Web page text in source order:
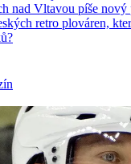
nad Vltavou píše nový
retro plováren,